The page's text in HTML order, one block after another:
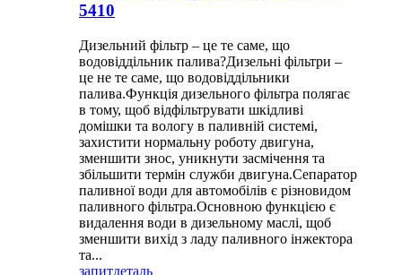
5410
Дизельний фільтр – це те саме, що
водовіддільник палива?Дизельні фільтри –
це не те саме, що водовіддільники
палива.Функція дизельного фільтра полягає
в тому, щоб відфільтрувати шкідливі
домішки та вологу в паливній системі,
захистити нормальну роботу двигуна,
зменшити знос, уникнути засмічення та
збільшити термін служби двигуна.Сепаратор
паливної води для автомобілів є різновидом
паливного фільтра.Основною функцією є
видалення води в дизельному маслі, щоб
зменшити вихід з ладу паливного інжектора
та...
запитдеталь